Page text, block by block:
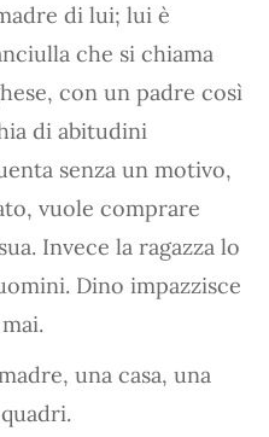
di lui; lui è
che si chiama
con un padre così
di abitudini
senza un motivo,
vuole comprare
Invece la ragazza lo
Dino impazzisce
una casa, una